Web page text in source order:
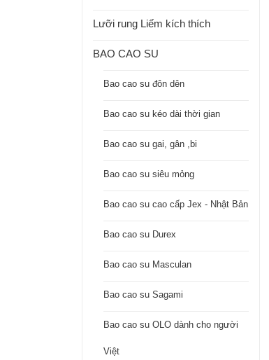
Lưỡi rung Liếm kích thích
BAO CAO SU
Bao cao su đôn dên
Bao cao su kéo dài thời gian
Bao cao su gai, gân ,bi
Bao cao su siêu mỏng
Bao cao su cao cấp Jex - Nhật Bản
Bao cao su Durex
Bao cao su Masculan
Bao cao su Sagami
Bao cao su OLO dành cho người
Việt